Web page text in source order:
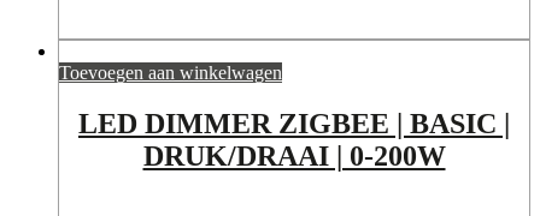
Toevoegen aan winkelwagen
LED DIMMER ZIGBEE | BASIC |
DRUK/DRAAI | 0-200W